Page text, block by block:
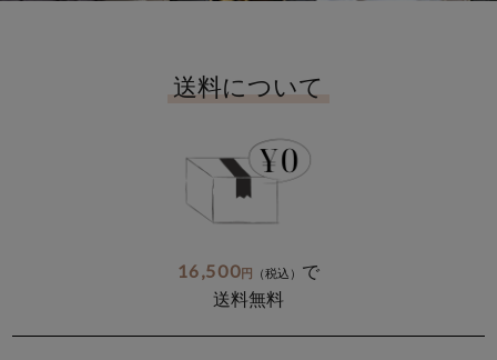
送料について
16,500円 （税込） で
送料無料